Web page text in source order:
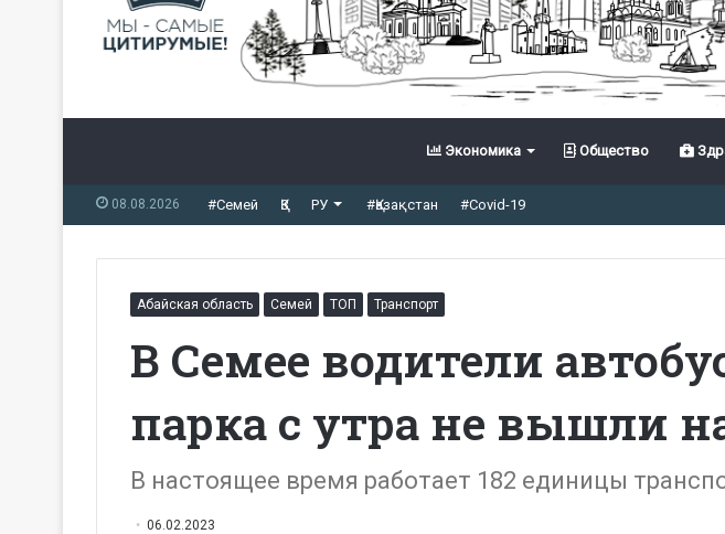
Экономика Общество
08.08.2026 #Семей ҚЗ РУ #Қазақстан #Covid-19
Абайская область Семей ТОП Транспорт
В Семее водители
парка с утра не вышли
В настоящее время работает 182 единицы
06.02.2023